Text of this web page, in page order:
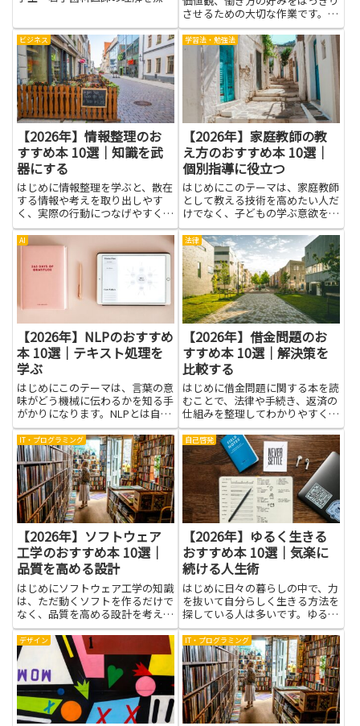
させるための大切な作業です。本
記事では、自己分析に役立つ本を
通して自分を理解し、キャリアの
方向性を見定める手助けをしま
す。言葉にして説明できるように
なると面接や仕事の選択での説得
ビジネス
【2026年】情報整理のお
すすめ本 10選｜知識を武
器にする
はじめに情報整理を学ぶと、散在
する情報や考えを取り出しやす
く、実際の行動につなげやすくな
ります。情報整理は単なるメモ術
やフォルダ分け以上のもので、考
えを構造化し、優先順位を明確に
することで時間や精神的な余裕を
生み出します。本記事が扱う情報
学習法・勉強法
【2026年】家庭教師の教
え方のおすすめ本 10選｜
個別指導に役立つ
はじめにこのテーマは、家庭教師
として教える技術を高めたい人だ
けでなく、子どもの学ぶ意欲を引
き出したい保護者にも役立ちま
す。家庭教師の教え方を知ると、
授業の流れをつかみやすくなり、
難しい語を使わずにわかりやすく
伝える力がつきます。子どもの理
解...
AI
【2026年】NLPのおすすめ
本 10選｜テキスト処理を
学ぶ
はじめにこのテーマは、言葉の意
味がどう機械に伝わるかを知る手
がかりになります。NLPとは自然
言語処理のことを指し、テキスト
処理を学ぶ道具として役立ちま
す。本を読むと、難しい専門語を
最初から覚える必要はなく、日常
の言葉が情報としてどう扱われ
る...
法律
【2026年】借金問題のお
すすめ本 10選｜解決策を
比較する
はじめに借金問題に関する本を読
むことで、法律や手続き、返済の
仕組みを整理してわかりやすく理
解できます。複数の解決策を比較
して学べば、自分の状況に合った
選択肢が見えやすくなり、専門用
語に不安がある人も段階を追って
知識を身につけられます。知識
が...
IT・プログラミング
【2026年】ソフトウェア
工学のおすすめ本 10選｜
品質を高める設計
はじめにソフトウェア工学の知識
は、ただ動くソフトを作るだけで
なく、品質を高める設計を考える
力を育てます。本記事では、実務
で役立つ考え方を紹介する本を中
心に、読みやすい言葉で内容のポ
イントを伝えます。設計の原理や
パターン、テストの考え方、チ
ー...
自己啓発
【2026年】ゆるく生きる
おすすめ本 10選｜気楽に
続ける人生術
はじめに日々の暮らしの中で、力
を抜いて自分らしく生きる方法を
探している人は多いです。ゆるく
生きるという考え方は、完璧を追
い求めず、今日の自分にできるこ
とを少しずつ積み重ねることから
始まります。気楽に続ける人生術
を学ぶと、朝の身支度が楽にな
り...
デザイン IT・プログラミング